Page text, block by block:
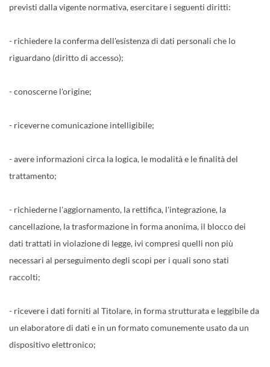
previsti dalla vigente normativa, esercitare i seguenti diritti:
- richiedere la conferma dell'esistenza di dati personali che lo
riguardano (diritto di accesso);
- conoscerne l'origine;
- riceverne comunicazione intelligibile;
- avere informazioni circa la logica, le modalità e le finalità del
trattamento;
- richiederne l'aggiornamento, la rettifica, l'integrazione, la
cancellazione, la trasformazione in forma anonima, il blocco dei
dati trattati in violazione di legge, ivi compresi quelli non più
necessari al perseguimento degli scopi per i quali sono stati
raccolti;
- ricevere i dati forniti al Titolare, in forma strutturata e leggibile da
un elaboratore di dati e in un formato comunemente usato da un
dispositivo elettronico;